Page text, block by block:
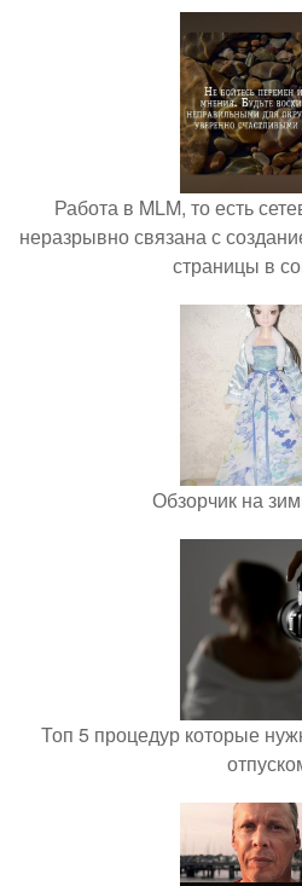
Работа в MLM, то есть
неразрывно связана с
страницы в
Обзорчик на
Топ 5 процедур которые